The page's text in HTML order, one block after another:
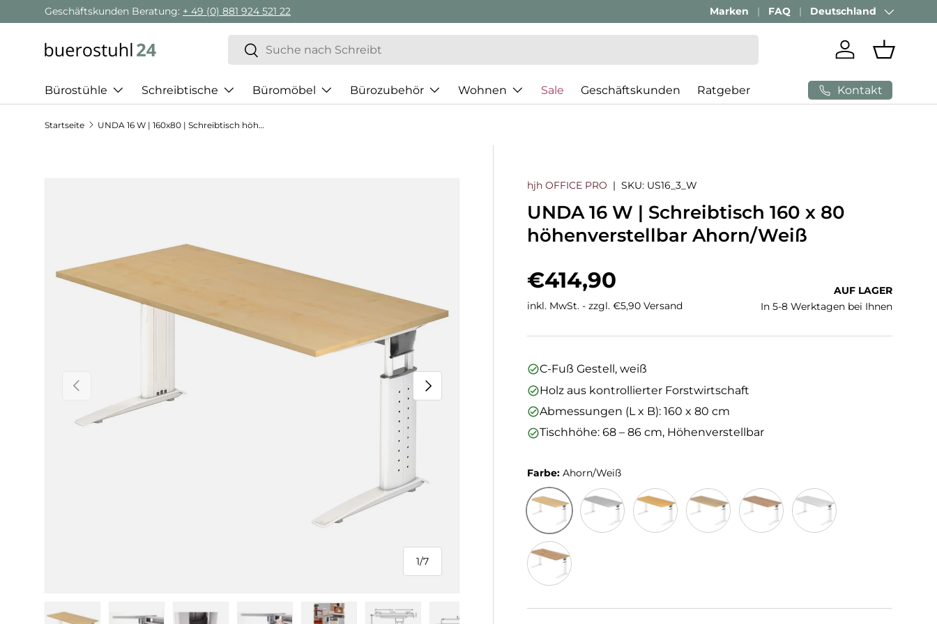
Direkt zum Inhalt
Geschäftskunden Beratung: + 49 (0) 881 924 521 22 Passenden Bürostuhl finden mitAI-Beratung
Marken FAQ Land/Region
Deutschland
Suchen
Suchen
Einloggen
Bürostühle Schreibtische Büromöbel Bürozubehör Wohnen Sale Geschäftskunden Ratgeber Kontakt
Startseite UNDA 16 W | 160x80 | Schreibtisch höhenverstellbar
Vorherige
1/
von
7
Nächste
hjh OFFICE PRO |SKU: US16_3_W
UNDA 16 W | Schreibtisch 160 x 80
höhenverstellbar Ahorn/Weiß
Normaler Preis
€414,90
inkl. MwSt. - zzgl. €5,90 Versand
AUF LAGER
In 5-8 Werktagen bei Ihnen
C-Fuß Gestell, weiß
Holz aus kontrollierter Forstwirtschaft
Abmessungen (L x B): 160 x 80 cm
Tischhöhe: 68 – 86 cm, Höhenverstellbar
Farbe:Ahorn/Weiß
Ahorn/Weiß